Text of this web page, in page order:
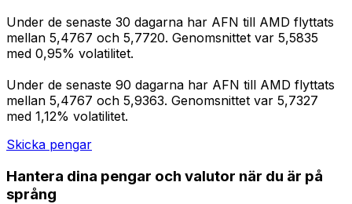
Under de senaste 30 dagarna har AFN till AMD flyttats
mellan 5,4767 och 5,7720. Genomsnittet var 5,5835
med 0,95% volatilitet.
Under de senaste 90 dagarna har AFN till AMD flyttats
mellan 5,4767 och 5,9363. Genomsnittet var 5,7327
med 1,12% volatilitet.
Skicka pengar
Hantera dina pengar och valutor när du är på
språng